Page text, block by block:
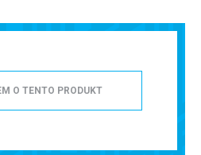
O TENTO PRODUKT